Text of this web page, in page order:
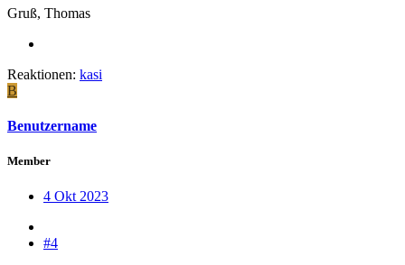
Gruß, Thomas
Reaktionen: kasi
B
Benutzername
Member
4 Okt 2023
#4